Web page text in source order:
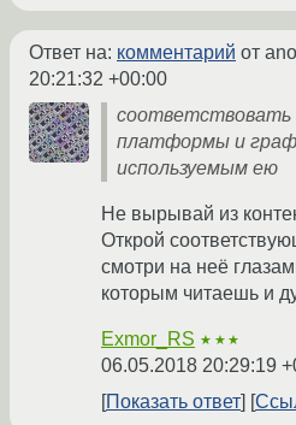
Ответ на: комментарий от
20:21:32 +00:00
соответствовать
платформы и
используемым ею
Не вырывай из
Открой
смотри на неё
которым читаешь и
Exmor_RS ★★★
06.05.2018 20:29:19
Показать ответ